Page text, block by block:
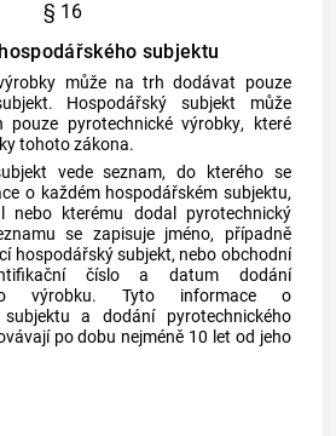
§ 16
subjektu
může na trh dodávat pouze
. Hospodářský subjekt může
pouze pyrotechnické výrobky, které
tohoto zákona.
vede seznam, do kterého se
o každém hospodářském subjektu,
nebo kterému dodal pyrotechnický
se zapisuje jméno, případně
hospodářský subjekt, nebo obchodní
číslo a datum dodání
výrobku. Tyto informace o
a dodání pyrotechnického
po dobu nejméně 10 let od jeho